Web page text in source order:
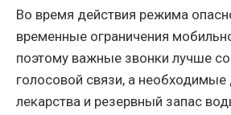
Во время действия режима
временные ограничения
поэтому важные звонки лучше
голосовой связи, а
лекарства и резервный запас